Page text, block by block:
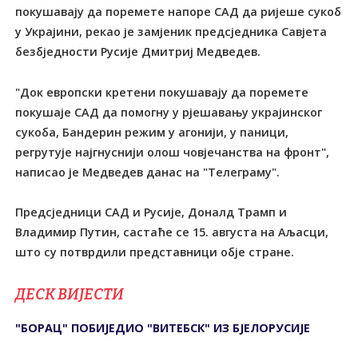
покушавају да поремете напоре САД да ријеше сукоб
у Украјини, рекао је замјеник предсједника Савјета
безбједности Русије Дмитриј Медведев.
"Док европски кретени покушавају да поремете
покушаје САД да помогну у рјешавању украјинског
сукоба, Бандерин режим у агонији, у паници,
регрутује најгнуснији олош човјечанства на фронт",
написао је Медведев данас на "Телеграму".
Предсједници САД и Русије, Доналд Трамп и
Владимир Путин, састаће се 15. августа на Аљасци,
што су потврдили представници обје стране.
ДЕСК ВИЈЕСТИ
"БОРАЦ" ПОБИЈЕДИО "ВИТЕБСК" ИЗ БЈЕЛОРУСИЈЕ